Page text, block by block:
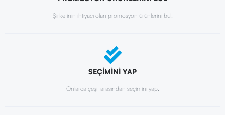
Şirketinin ihtiyacı olan promosyon ürünlerini bul.
SEÇİMİNİ YAP
Onlarca çeşit arasından seçimini yap.